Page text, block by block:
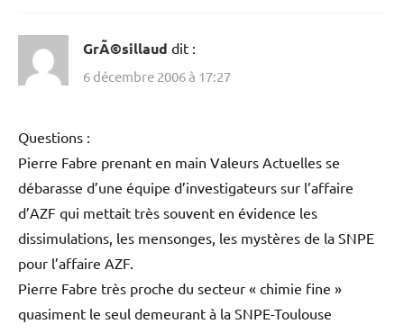
octobre 2001, près d’un mois après l’explosion de l’usine
appartenant à la société Grande Paroisse (groupe Total),
mort de 8.000 poissons. « L’ensemble du réseau gazeux
était affecté suite à l’explosion d’AZF, nous ne pouvions
plus gérer les dégagements d’ammoniac dans
l’atmosphère », a expliqué Serge Biechlin.
GrÃ©sillaud dit :
6 décembre 2006 à 17:27